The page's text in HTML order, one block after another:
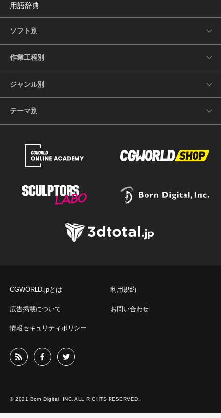
用語辞典
ソフト別
作業工程別
ジャンル別
テーマ別
CGWORLD.jpとは 利用規約
広告掲載について お問い合わせ
情報セキュリティポリシー
© 2021 Born Digital, INC. ALL RIGHTS RESERVED.